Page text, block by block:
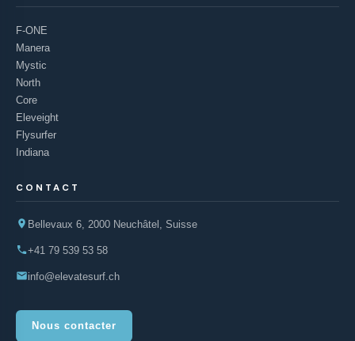
F-ONE
Manera
Mystic
North
Core
Eleveight
Flysurfer
Indiana
CONTACT
Bellevaux 6, 2000 Neuchâtel, Suisse
+41 79 539 53 58
info@elevatesurf.ch
Nous contacter